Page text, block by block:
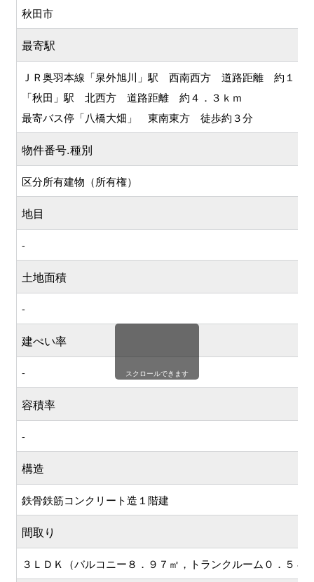
秋田市
最寄駅
ＪＲ奥羽本線「泉外旭川」駅 西南西方 道路距離 約１．
「秋田」駅 北西方 道路距離 約４．３ｋｍ
最寄バス停「八橋大畑」 東南東方 徒歩約３分
物件番号.種別
区分所有建物（所有権）
地目
-
土地面積
-
建ぺい率
-
容積率
-
構造
鉄骨鉄筋コンクリート造１階建
間取り
３ＬＤＫ（バルコニー８．９７㎡，トランクルーム０．５４
スクロールできます